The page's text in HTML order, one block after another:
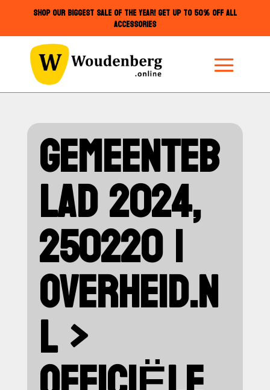
SHOP OUR BIGGEST SALE OF THE YEAR! GET UP TO 50% OFF ALL
ACCESSORIES
GEMEENTEB
LAD 2024,
250220 |
OVERHEID.N
L >